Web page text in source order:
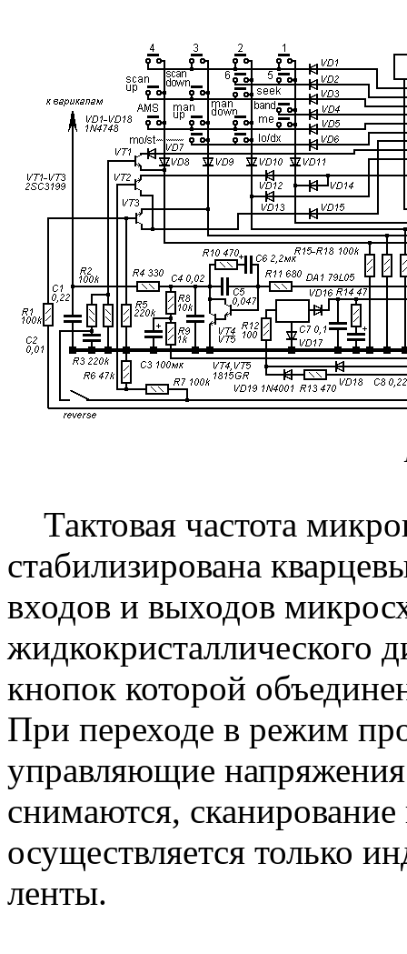
Тактовая частота
стабилизирована
входов и выходов
жидкокристаллического
кнопок которой
При переходе в режим
управляющие
снимаются,
осуществляется только
ленты.